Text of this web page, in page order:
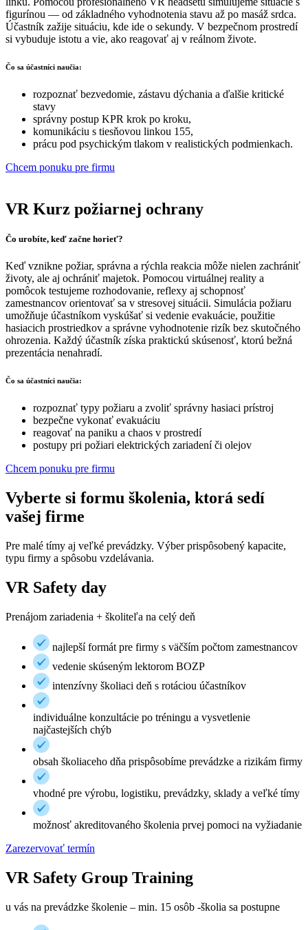
figurínou — od základného vyhodnotenia stavu až po masáž srdca.
Účastník zažije situáciu, kde ide o sekundy. V bezpečnom prostredí
si vybuduje istotu a vie, ako reagovať aj v reálnom živote.
Čo sa účastníci naučia:
rozpoznať bezvedomie, zástavu dýchania a ďalšie kritické
stavy
správny postup KPR krok po kroku,
komunikáciu s tiesňovou linkou 155,
prácu pod psychickým tlakom v realistických podmienkach.
Chcem ponuku pre firmu
VR Kurz požiarnej ochrany
Čo urobíte, keď začne horieť?
Keď vznikne požiar, správna a rýchla reakcia môže nielen zachrániť
životy, ale aj ochrániť majetok. Pomocou virtuálnej reality a
pomôcok testujeme rozhodovanie, reflexy aj schopnosť
zamestnancov orientovať sa v stresovej situácii. Simulácia požiaru
umožňuje účastníkom vyskúšať si vedenie evakuácie, použitie
hasiacich prostriedkov a správne vyhodnotenie rizík bez skutočného
ohrozenia. Každý účastník získa praktickú skúsenosť, ktorú bežná
prezentácia nenahradí.
Čo sa účastníci naučia:
rozpoznať typy požiaru a zvoliť správny hasiaci prístroj
bezpečne vykonať evakuáciu
reagovať na paniku a chaos v prostredí
postupy pri požiari elektrických zariadení či olejov
Chcem ponuku pre firmu
Vyberte si formu školenia, ktorá sedí
vašej firme
Pre malé tímy aj veľké prevádzky. Výber prispôsobený kapacite,
typu firmy a spôsobu vzdelávania.
VR Safety day
Prenájom zariadenia + školiteľa na celý deň
najlepší formát pre firmy s väčším počtom zamestnancov
vedenie skúseným lektorom BOZP
intenzívny školiaci deň s rotáciou účastníkov
individuálne konzultácie po tréningu a vysvetlenie
najčastejších chýb
obsah školiaceho dňa prispôsobíme prevádzke a rizikám firmy
vhodné pre výrobu, logistiku, prevádzky, sklady a veľké tímy
možnosť akreditovaného školenia prvej pomoci na vyžiadanie
Zarezervovať termín
VR Safety Group Training
u vás na prevádzke školenie – min. 15 osôb -školia sa postupne